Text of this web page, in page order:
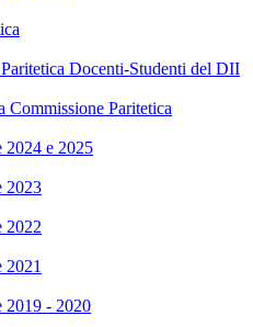
Docenti-Studenti del DII
Commissione Paritetica
2024 e 2025
2023
2022
2021
2019 - 2020